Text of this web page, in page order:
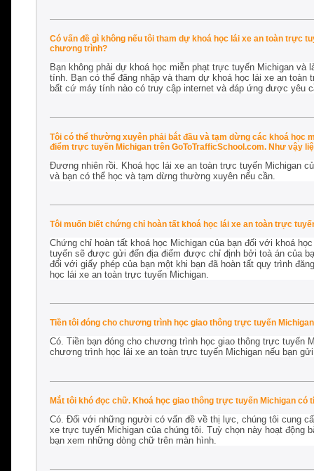
Có vấn đề gì không nếu tôi tham dự khoá học lái xe an toàn trực
chương trình?
Bạn không phải dự khoá học miễn phạt trực tuyến Michigan
tính. Bạn có thể đăng nhập và tham dự khoá học lái xe an
bất cứ máy tính nào có truy cập internet và đáp ứng được yêu
Tôi có thể thường xuyên phải bắt đầu và tạm dừng các khoá học
điểm trực tuyến Michigan trên GoToTrafficSchool.com. Như vậy
Đương nhiên rồi. Khoá học lái xe an toàn trực tuyến Michigan
và bạn có thể học và tạm dừng thường xuyên nếu cần.
Tôi muốn biết chứng chỉ hoàn tất khoá học lái xe an toàn trực
Chứng chỉ hoàn tất khoá học Michigan của bạn đối với khoá
tuyến sẽ được gửi đến địa điểm được chỉ định bởi toà án của
đối với giấy phép của bạn một khi bạn đã hoàn tất quy trình
học lái xe an toàn trực tuyến Michigan.
Tiền tôi đóng cho chương trình học giao thông trực tuyến
Có. Tiền bạn đóng cho chương trình học giao thông trực tuyến
chương trình học lái xe an toàn trực tuyến Michigan nếu bạn
Mắt tôi khó đọc chữ. Khoá học giao thông trực tuyến Michigan có
Có. Đối với những người có vấn đề về thị lực, chúng tôi cung
xe trực tuyến Michigan của chúng tôi. Tuỳ chọn này hoạt động
bạn xem những dòng chữ trên màn hình.